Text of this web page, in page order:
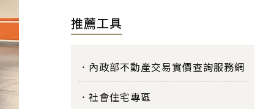
推薦工具
內政部不動產交易實價查詢服務網
社會住宅專區